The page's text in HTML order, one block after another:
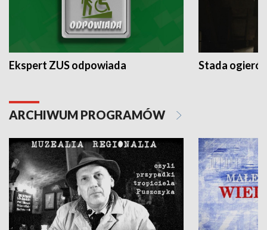
Ekspert ZUS odpowiada Stada
ARCHIWUM PROGRAMÓW